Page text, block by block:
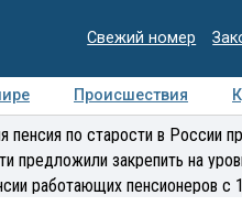
Свежий номер
Происшествия
Медиацентр Интервью
пенсия по старости в России
предложили закрепить на
работающих пенсионеров с